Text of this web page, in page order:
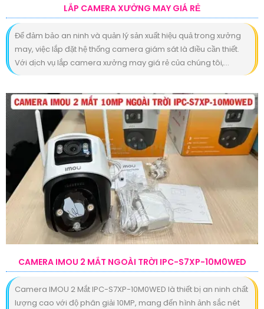
LẮP CAMERA XƯỞNG MAY GIÁ RẺ
Để đảm bảo an ninh và quản lý sản xuất hiệu quả trong xưởng
may, việc lắp đặt hệ thống camera giám sát là điều cần thiết.
Với dịch vụ lắp camera xưởng may giá rẻ của chúng tôi,...
CAMERA IMOU 2 MẮT NGOÀI TRỜI IPC-S7XP-10M0WED
Camera IMOU 2 Mắt IPC-S7XP-10M0WED là thiết bị an ninh chất
lượng cao với độ phân giải 10MP, mang đến hình ảnh sắc nét